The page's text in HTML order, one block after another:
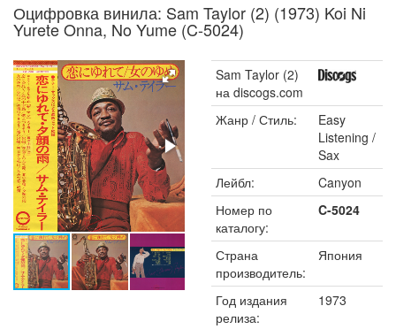
Оцифровка винила: Sam Taylor (2) (1973) Koi Ni
Yurete Onna, No Yume (C-5024)
Sam Taylor (2)
на discogs.com
Жанр / Стиль:
Easy
Listening /
Sax
Лейбл:
Canyon
Номер по
каталогу:
C-5024
Страна
производитель:
Япония
Год издания
релиза:
1973